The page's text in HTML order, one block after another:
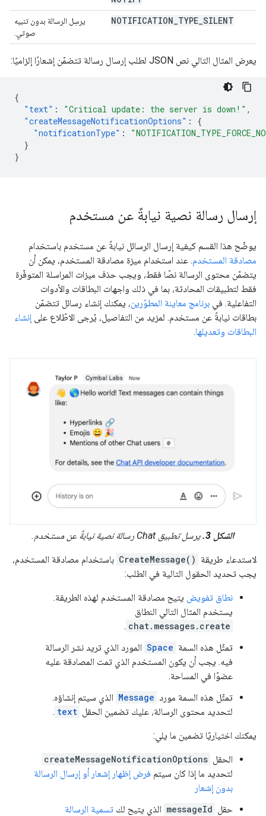
NOTIFICATION TYPE SILENT
يرسِل الرسالة بدون تنبيه
صوتي.
يعرض المثال التالي نص JSON لطلب إرسال رسالة تتضمّن إشعارًا إلزاميًا:
{
"text" : "Critical update: the server is down!" ,
"createMessageNotificationOptions" :
{
"notificationType" :
}
}
إرسال رسالة نصية نيابةً عن مستخدم
يوضّح هذا القسم كيفية إرسال الرسائل نيابةً عن مستخدم باستخدام
مصادقة المستخدم. عند استخدام ميزة مصادقة المستخدم، يمكن أن
يتضمّن محتوى الرسالة نصًا فقط، ويجب حذف ميزات المراسلة المتوفّرة
فقط لتطبيقات المحادثة، بما في ذلك واجهات البطاقات والأدوات
التفاعلية. في برنامج معاينة المطوّرين، يمكنك إنشاء رسائل تتضمّن
بطاقات نيابةً عن مستخدم. لمزيد من التفاصيل، يُرجى الاطّلاع على إنشاء
البطاقات وتعديلها.
الشكل 3. يرسل تطبيق Chat رسالة نصية نيابةً عن مستخدم.
لاستدعاء طريقة CreateMessage() باستخدام مصادقة المستخدم،
يجب تحديد الحقول التالية في الطلب:
نطاق تفويض يتيح مصادقة المستخدم لهذه الطريقة.
يستخدم المثال التالي النطاق
chat.messages.create
.
تمثّل هذه السمة Space المورد الذي تريد نشر الرسالة
فيه. يجب أن يكون المستخدم الذي تمت المصادقة عليه
عضوًا في المساحة.
تمثّل هذه السمة مورد Message الذي سيتم إنشاؤه.
لتحديد محتوى الرسالة، عليك تضمين الحقل text
.
يمكنك اختياريًا تضمين ما يلي:
الحقل createMessageNotificationOptions
لتحديد ما إذا كان سيتم فرض إظهار إشعار أو إرسال الرسالة
بدون إشعار
حقل messageId الذي يتيح لك تسمية الرسالة